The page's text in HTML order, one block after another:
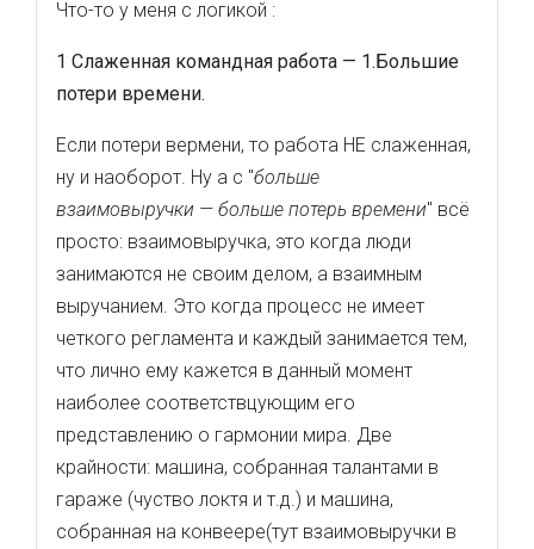
Что-то у меня с логикой :
1 Слаженная командная работа — 1.Большие
потери времени.
Если потери вермени, то работа НЕ слаженная,
ну и наоборот. Ну а с "больше
взаимовыручки — больше потерь времени" всё
просто: взаимовыручка, это когда люди
занимаются не своим делом, а взаимным
выручанием. Это когда процесс не имеет
четкого регламента и каждый занимается тем,
что лично ему кажется в данный момент
наиболее соответствцующим его
представлению о гармонии мира. Две
крайности: машина, собранная талантами в
гараже (чуство локтя и т.д.) и машина,
собранная на конвеере(тут взаимовыручки в